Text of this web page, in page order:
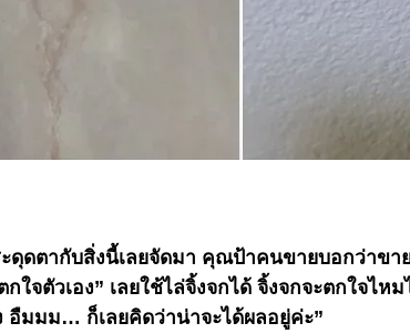
ะดุดตากับสิ่งนี้เลยจัดมา คุณป้าคนขายบอกว่าขา
ใจตัวเอง” เลยใช้ไล่จิ้งจกได้ จิ้งจกจะตกใจไ
อืมมม… ก็เลยคิดว่าน่าจะได้ผลอยู่ค่ะ”